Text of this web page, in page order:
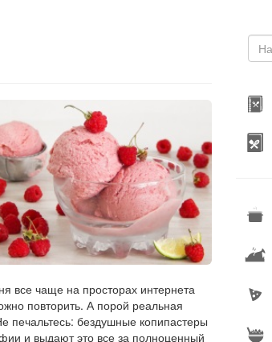
все чаще на просторах интернета
повторить. А порой реальная
печальтесь: бездушные копипастеры
и выдают это все за полноценный